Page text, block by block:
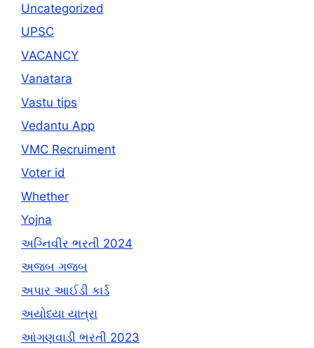
Uncategorized
UPSC
VACANCY
Vanatara
Vastu tips
Vedantu App
VMC Recruiment
Voter id
Whether
Yojna
અગ્નિવીર ભરતી 2024
અજબ ગજબ
અપાર આઈડી કાર્ડ
અયોધ્યા યાત્રા
આંગણવાડી ભરતી 2023